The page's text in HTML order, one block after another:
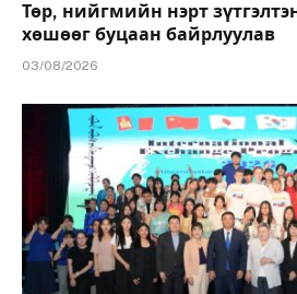
Төр, нийгмийн нэрт
хөшөөг буцаан байрлуулав
03/08/2026